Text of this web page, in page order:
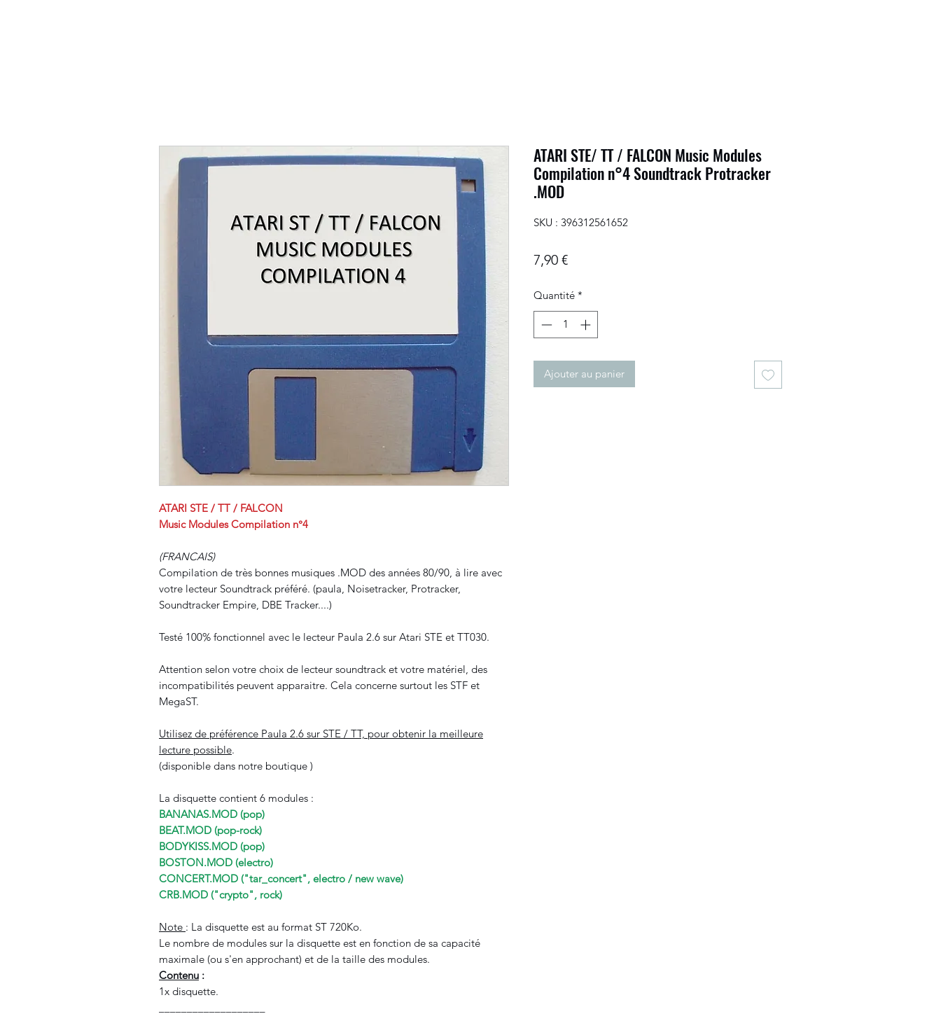
ATARI STE / TT / FALCON
Music Modules Compilation n°4
(FRANCAIS)
Compilation de très bonnes musiques .MOD des années 80/90, à lire avec
votre lecteur Soundtrack préféré. (paula, Noisetracker, Protracker,
Soundtracker Empire, DBE Tracker....)
Testé 100% fonctionnel avec le lecteur Paula 2.6 sur Atari STE et TT030.
Attention selon votre choix de lecteur soundtrack et votre matériel, des
incompatibilités peuvent apparaitre. Cela concerne surtout les STF et
MegaST.
Utilisez de préférence Paula 2.6 sur STE / TT, pour obtenir la meilleure
lecture possible.
(disponible dans notre boutique )
La disquette contient 6 modules :
BANANAS.MOD (pop)
BEAT.MOD (pop-rock)
BODYKISS.MOD (pop)
BOSTON.MOD (electro)
CONCERT.MOD ("tar_concert", electro / new wave)
CRB.MOD ("crypto", rock)
Note : La disquette est au format ST 720Ko.
Le nombre de modules sur la disquette est en fonction de sa capacité
maximale (ou s'en approchant) et de la taille des modules.
Contenu :
1x disquette.
ATARI STE/ TT / FALCON Music Modules
Compilation n°4 Soundtrack Protracker
.MOD
SKU : 396312561652
7,90 €Prix
Quantité *
Ajouter au panier